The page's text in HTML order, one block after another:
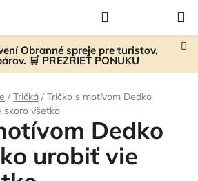
Obranné spreje pre turistov,
🛒 PREZRIEŤ PONUKU
KOŠÍK
/ Tričká / Tričko s motívom Dedko
skoro všetko
Dedko
urobiť vie